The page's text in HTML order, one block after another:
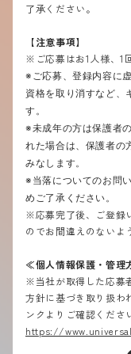
了承ください。
【注意事項】
※ご応募はお1人様、1
※ご応募、登録内容に
資格を取り消すなど、
す。
※未成年の方は保護者
れた場合は、保護者の
みなします。
※当落についてのお問
めご了承ください。
※応募完了後、ご登録
のでお間違えのないよ
≪個人情報保護・管
※当社が取得した応募
方針に基づき取り扱わ
ンクよりご確認くださ
https://